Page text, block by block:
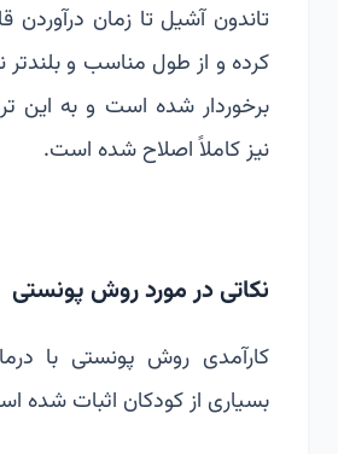
تاندون آشیل تا زمان
کرده و از طول مناسب و
برخوردار شده است و به این
نیز کاملاً اصلاح شده است.
نکاتی در مورد روش پونستی
کارآمدی روش پونستی با
بسیاری از کودکان اثبات شده